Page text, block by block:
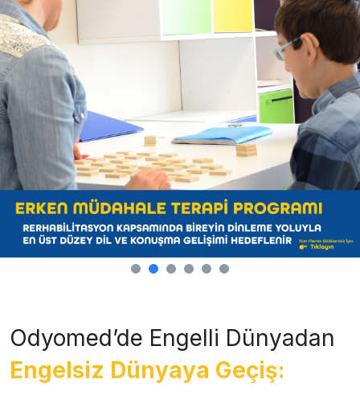
Odyomed’de Engelli Dünyadan
Engelsiz Dünyaya Geçiş: